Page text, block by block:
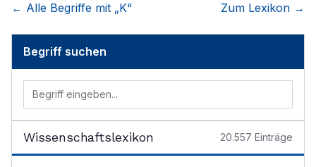
← Alle Begriffe mit „K“ Zum Lexikon →
Begriff suchen
Wissenschaftslexikon 20.557 Einträge